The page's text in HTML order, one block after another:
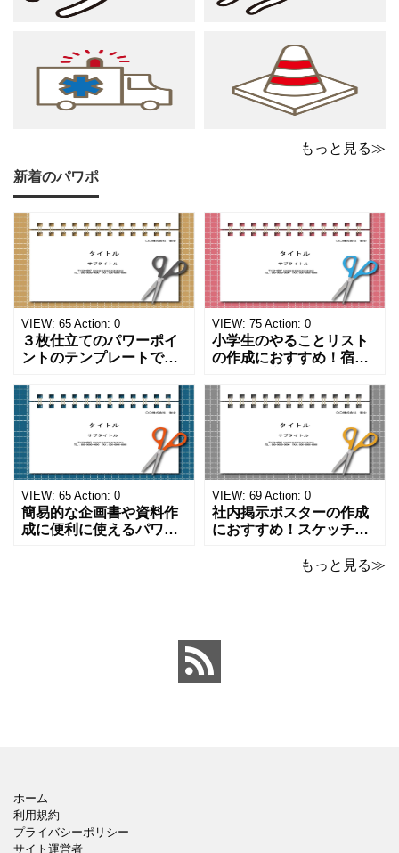
もっと見る≫
新着のパワポ
VIEW: 65 Action: 0
３枚仕立てのパワーポイ
ントのテンプレートで
ペンのワンポイントイラ
ストが描かれています。
ご案内やお知らせなど簡
単な資料を時短で作成で
きる便利なフォーマット
になります。 文房具好き
の方、掲示ポスターを作
成をされたい方におす
VIEW: 75 Action: 0
小学生のやることリスト
の作成におすすめ！宿題
事をまとめたい時のフォ
ーマットにおすすめしま
す。 ノートタイプのフォ
ーマットで文字入れをし
やすく、壁に貼ってもか
わいいデザインです。お
子さんが見てもテンショ
ンが上がるテンプレ
VIEW: 65 Action: 0
簡易的な企画書や資料作
成に便利に使えるパワー
VIEW: 69 Action: 0
社内掲示ポスターの作成
におすすめ！スケッチブ
なパワーポイントのテン
トにおすすめします。 ダ
ウンロードしてテキス
もっと見る≫
ホーム
利用規約
プライバシーポリシー
サイト運営者